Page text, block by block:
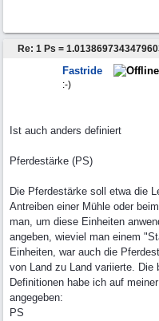
Re: 1 Ps =
Fastride
:-)
Ist auch anders definiert
Pferdestärke (PS)
Die Pferdestärke soll etwa die
Antreiben einer Mühle oder
man, um diese Einheiten
angeben, wieviel man einem
Einheiten, war auch die
von Land zu Land variierte. Die
Definitionen habe ich auf
angegeben:
PS